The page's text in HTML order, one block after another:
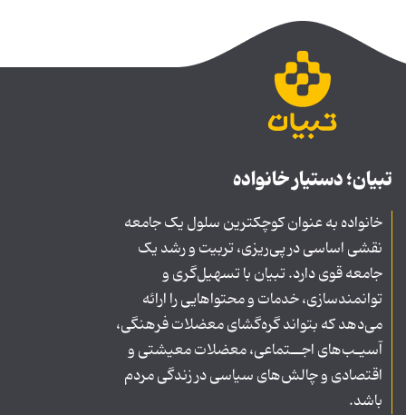
تبیان؛ دستیار خانواده
خانواده به عنوان کوچکترین سلول یک جامعه
نقشی اساسی در پی‌ریزی، تربیت و رشد یک
جامعه قوی دارد. تبیان با تسهیل‌گری و
توانمندسازی، خدمات و محتواهایی را ارائه
می‌دهد که بتواند گره‌گشای معضلات فرهنگی،
آسیـب‌های اجــتماعی، معضلات معیشتی و
اقتصادی و چالش‌های سیاسی در زندگی مردم
باشد.